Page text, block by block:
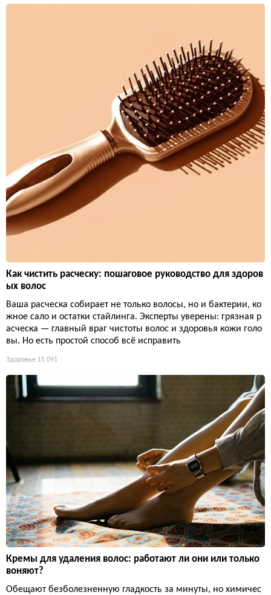
Как чистить расческу: пошаговое руководство для здоров
ых волос
Ваша расческа собирает не только волосы, но и бактерии, ко
жное сало и остатки стайлинга. Эксперты уверены: грязная р
асческа — главный враг чистоты волос и здоровья кожи голо
вы. Но есть простой способ всё исправить
Здоровье 15 091
Кремы для удаления волос: работают ли они или только
воняют?
Обещают безболезненную гладкость за минуты, но химичес